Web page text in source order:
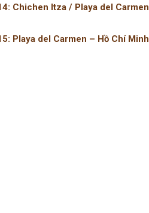
Chichen Itza / Playa del Carmen
Playa del Carmen – Hồ Chí Minh